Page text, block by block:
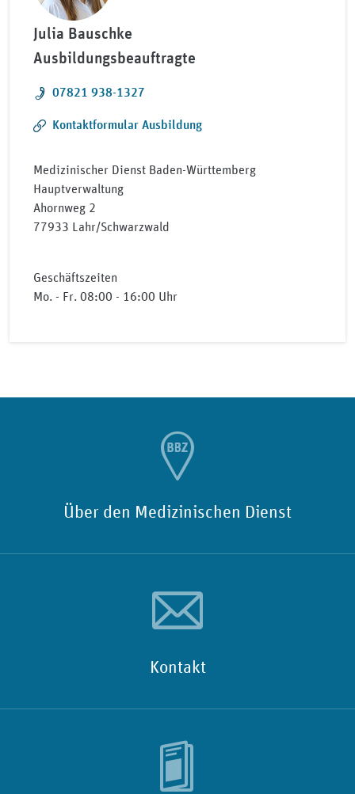
Julia Bauschke
Ausbildungsbeauftragte
Telefon:
07821 938-1327
Kontaktformular Ausbildung
Medizinischer Dienst Baden-Württemberg
Hauptverwaltung
Ahornweg 2
77933 Lahr/Schwarzwald
Geschäftszeiten
Mo. - Fr. 08:00 - 16:00 Uhr
Über den Medizinischen Dienst
Kontakt